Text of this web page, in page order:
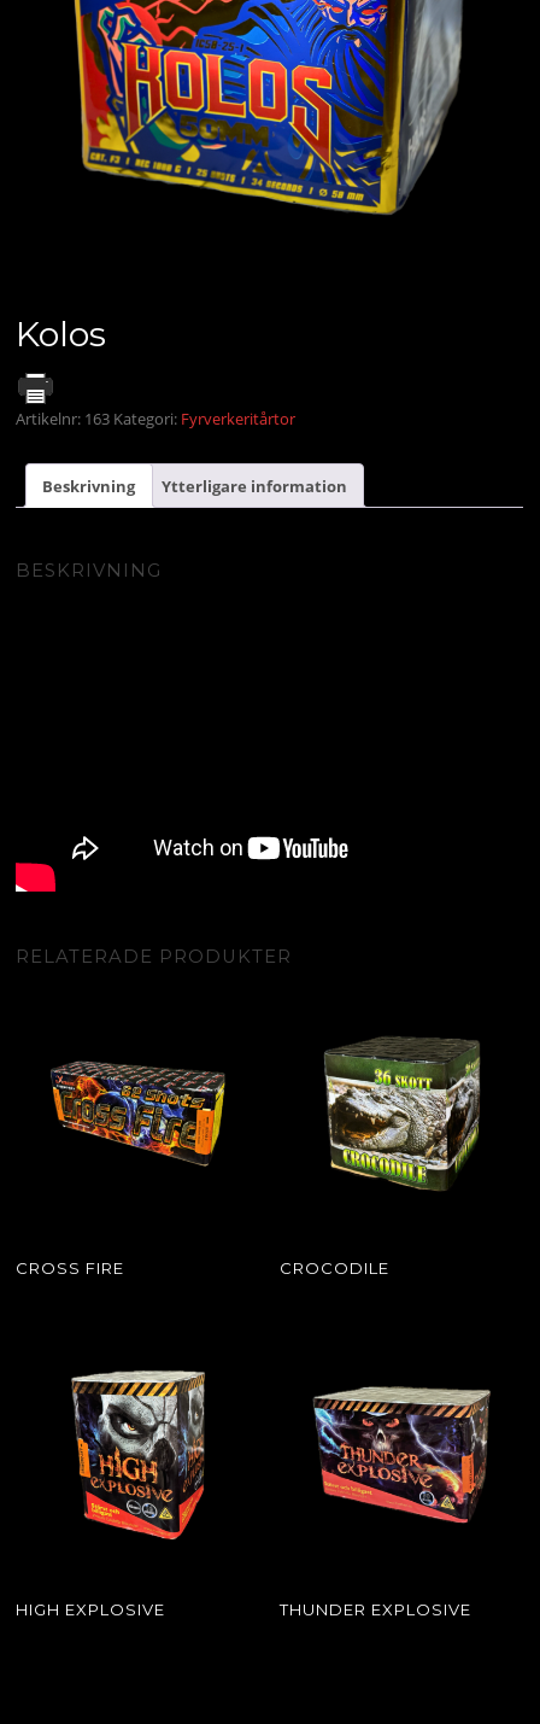
Kolos
Artikelnr: 163 Kategori: Fyrverkeritårtor
Beskrivning Ytterligare information
BESKRIVNING
RELATERADE PRODUKTER
CROSS FIRE CROCODILE
HIGH EXPLOSIVE THUNDER EXPLOSIVE